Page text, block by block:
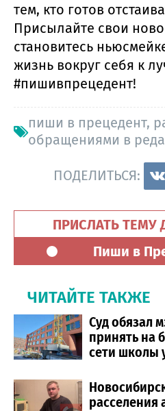
тем, кто готов
Присылайте свои
становитесь
жизнь вокруг себя к
#пишивпрецедент!
пиши в прецедент,
обращениями в
ПОДЕЛИТЬСЯ:
ПРИСЛАТЬ ТЕМУ
Пиши в
ЧИТАЙТЕ ТАКЖЕ
Cуд обязал
принять на
сети школы
расселения